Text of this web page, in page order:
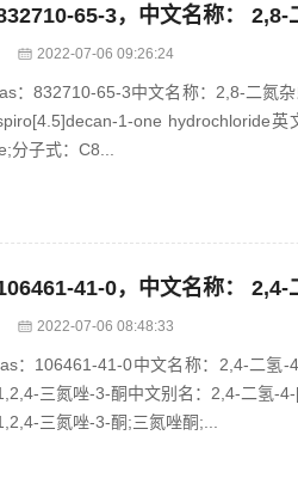
2022-07-06 09:26:24
：832710-65-3中文名称：2,8-二氮
1-one hydrochloride
分子式：C8...
2022-07-06 08:48:33
：106461-41-0中文名称：2,4-二氢
三氮唑-3-酮中文别名：2,4-二氢-
三氮唑-3-酮;三氮唑酮;...